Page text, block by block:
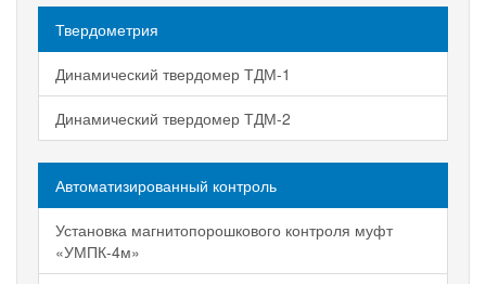
Твердометрия
Динамический твердомер ТДМ-1
Динамический твердомер ТДМ-2
Автоматизированный контроль
Установка магнитопорошкового контроля муфт
«УМПК-4м»